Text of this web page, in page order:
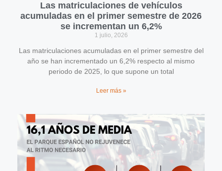
Las matriculaciones de vehículos
acumuladas en el primer semestre de 2026
se incrementan un 6,2%
1 julio, 2026
Las matriculaciones acumuladas en el primer semestre del
año se han incrementado un 6,2% respecto al mismo
periodo de 2025, lo que supone un total
Leer más »